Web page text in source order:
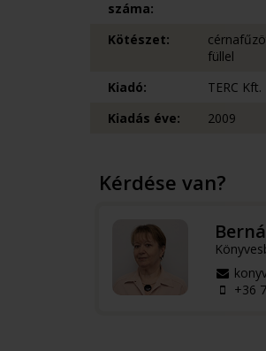
száma:
Kötészet:
füllel
Kiadó:
TERC Kft.
Kiadás éve:
2009
Kérdése van?
+36